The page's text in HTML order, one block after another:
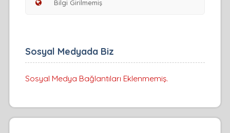
Sosyal Medyada Biz
Sosyal Medya Bağlantıları Eklenmemiş.